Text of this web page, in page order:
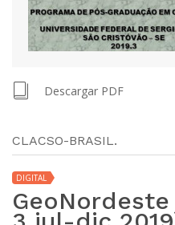
Descargar PDF
CLACSO-BRASIL.
DIGITAL
GeoNordeste